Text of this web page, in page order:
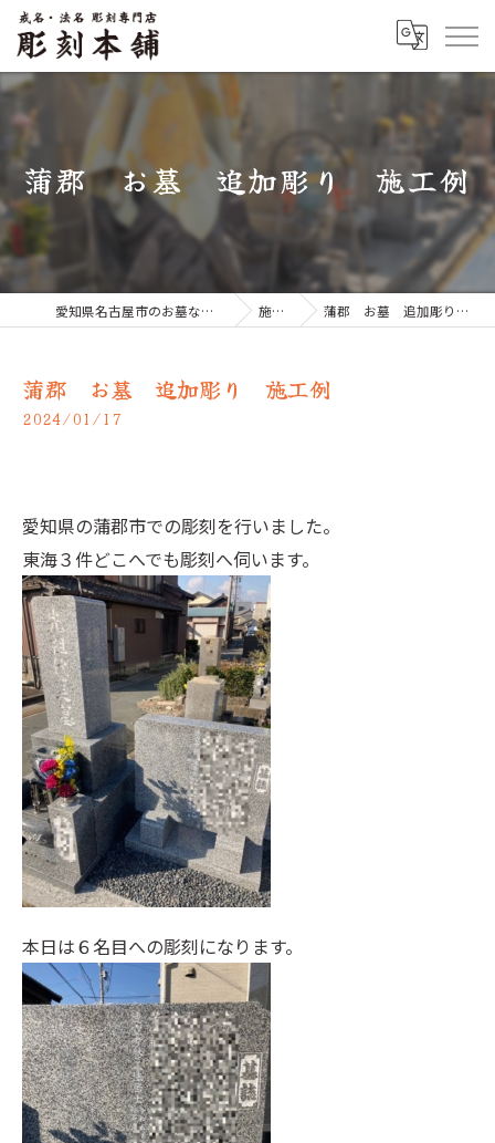
蒲郡 お墓 追加彫り 施工例
愛知県名古屋市のお墓なら彫刻本舗 施工例 蒲郡 お墓 追加彫り 施工例
蒲郡 お墓 追加彫り 施工例
2024/01/17
愛知県の蒲郡市での彫刻を行いました。
東海３件どこへでも彫刻へ伺います。
本日は６名目への彫刻になります。